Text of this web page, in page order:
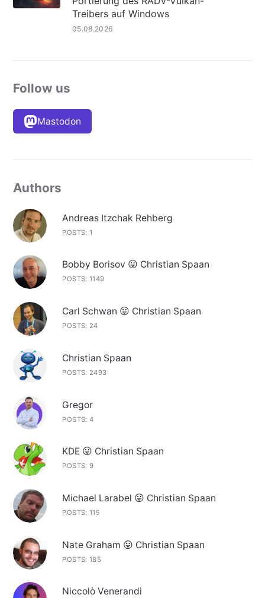
Treibers auf Windows
05.08.2026
Follow us
Mastodon
Authors
Andreas Itzchak Rehberg
POSTS: 1
Bobby Borisov 😛 Christian Spaan
POSTS: 1149
Carl Schwan 😛 Christian Spaan
POSTS: 24
Christian Spaan
POSTS: 2493
Gregor
POSTS: 4
KDE 😛 Christian Spaan
POSTS: 9
Michael Larabel 😛 Christian Spaan
POSTS: 115
Nate Graham 😛 Christian Spaan
POSTS: 185
Niccolò Venerandi